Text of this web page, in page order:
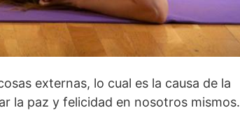
externas, lo cual es la causa de la
la paz y felicidad en nosotros mismos.